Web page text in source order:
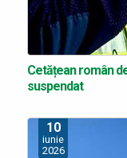
Cetățean român
suspendat
10
iunie
2026